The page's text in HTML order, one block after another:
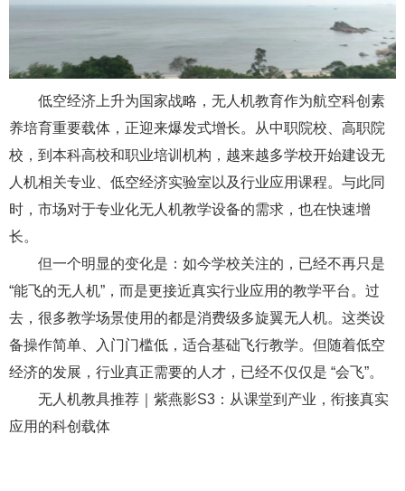
低空经济上升为国家战略，无人机教育作为航空科创素
养培育重要载体，正迎来爆发式增长。从中职院校、高职院
校，到本科高校和职业培训机构，越来越多学校开始建设无
人机相关专业、低空经济实验室以及行业应用课程。与此同
时，市场对于专业化无人机教学设备的需求，也在快速增
长。
但一个明显的变化是：如今学校关注的，已经不再只是
“能飞的无人机”，而是更接近真实行业应用的教学平台。过
去，很多教学场景使用的都是消费级多旋翼无人机。这类设
备操作简单、入门门槛低，适合基础飞行教学。但随着低空
经济的发展，行业真正需要的人才，已经不仅仅是 “会飞”。
无人机教具推荐｜紫燕影S3：从课堂到产业，衔接真实
应用的科创载体